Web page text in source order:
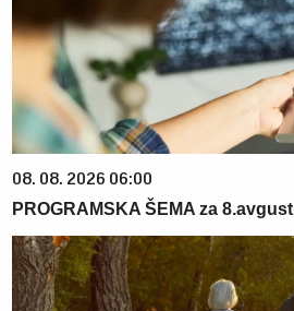
08. 08. 2026 06:00
PROGRAMSKA ŠEMA za 8.avgust